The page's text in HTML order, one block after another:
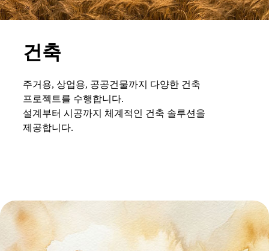
건축
주거용, 상업용, 공공건물까지 다양한 건축
프로젝트를 수행합니다.
설계부터 시공까지 체계적인 건축 솔루션을
제공합니다.